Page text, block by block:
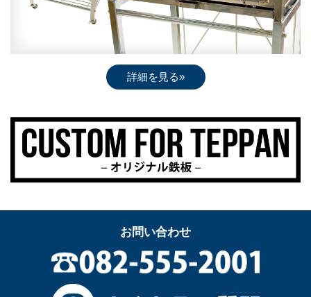
詳細を見る»
お問い合わせ